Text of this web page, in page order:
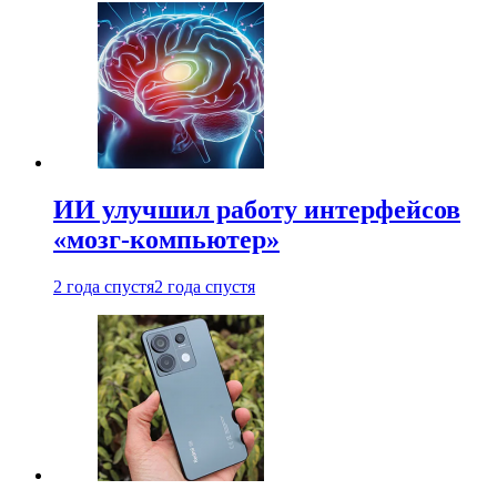
ИИ улучшил работу интерфейсов
«мозг-компьютер»
2 года спустя2 года спустя